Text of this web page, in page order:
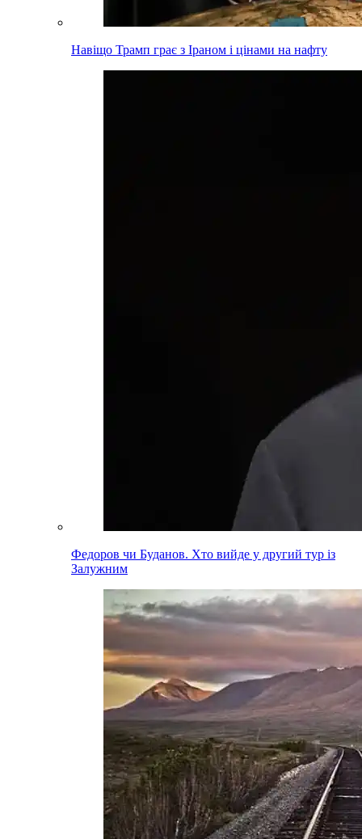
Навіщо Трамп грає з Іраном і цінами на нафту
Федоров чи Буданов. Хто вийде у другий тур із
Залужним